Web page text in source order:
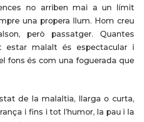
no arriben mai a un límit
una propera llum. Hom creu
però passatger. Quantes
estar malalt és espectacular i
fons és com una foguerada que
de la malaltia, llarga o curta,
i fins i tot l’humor, la pau i la